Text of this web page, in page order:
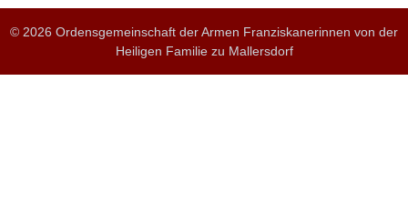
© 2026 Ordensgemeinschaft der Armen Franziskanerinnen von der
Heiligen Familie zu Mallersdorf